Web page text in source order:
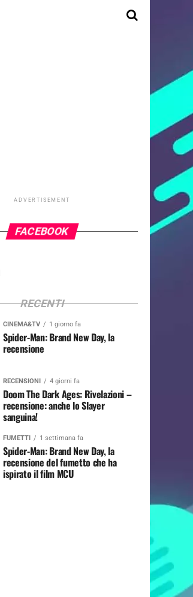
ADVERTISEMENT
FACEBOOK
RECENTI
CINEMA&TV 1 giorno fa
Spider-Man: Brand New Day, la
recensione
RECENSIONI 4 giorni fa
Doom The Dark Ages: Rivelazioni –
recensione: anche lo Slayer
sanguina!
FUMETTI 1 settimana fa
Spider-Man: Brand New Day, la
recensione del fumetto che ha
ispirato il film MCU